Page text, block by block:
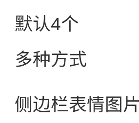
默认4个
多种方式
侧边栏表情图片